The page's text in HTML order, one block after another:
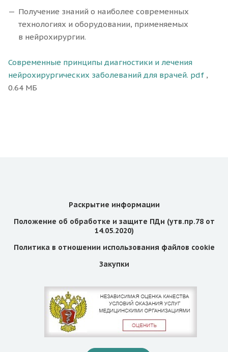
Получение знаний о наиболее современных
технологиях и оборудовании, применяемых
в нейрохирургии.
Современные принципы диагностики и лечения
нейрохирургических заболеваний для врачей. pdf ,
0.64 МБ
Раскрытие информации
Положение об обработке и защите ПДн (утв.пр.78 от
14.05.2020)
Политика в отношении использования файлов cookie
Закупки